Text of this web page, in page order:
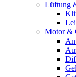
Lüftung
Motor &